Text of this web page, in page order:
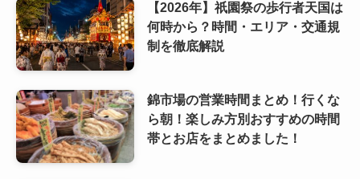
【2026年】祇園祭の歩行者天国は
何時から？時間・エリア・交通規
制を徹底解説
錦市場の営業時間まとめ！行くな
ら朝！楽しみ方別おすすめの時間
帯とお店をまとめました！